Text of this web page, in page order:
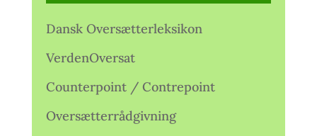
Dansk Oversætterleksikon
VerdenOversat
Counterpoint / Contrepoint
Oversætterrådgivning